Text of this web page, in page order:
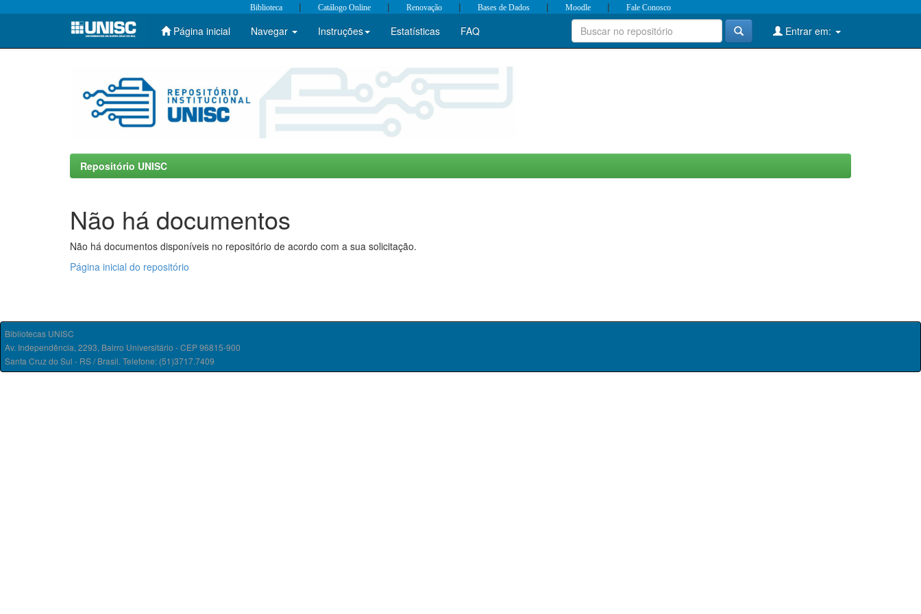
Skip
Biblioteca | Catálogo Online | Renovação | Bases de Dados | Moodle | Fale Conosco
Página inicial Navegar Instruções Estatísticas FAQ Entrar em:
Repositório UNISC
Não há documentos
Não há documentos disponíveis no repositório de acordo com a sua solicitação.
Página inicial do repositório
Bibliotecas UNISC
Av. Independência, 2293, Bairro Universitário - CEP 96815-900
Santa Cruz do Sul - RS / Brasil. Telefone: (51)3717.7409